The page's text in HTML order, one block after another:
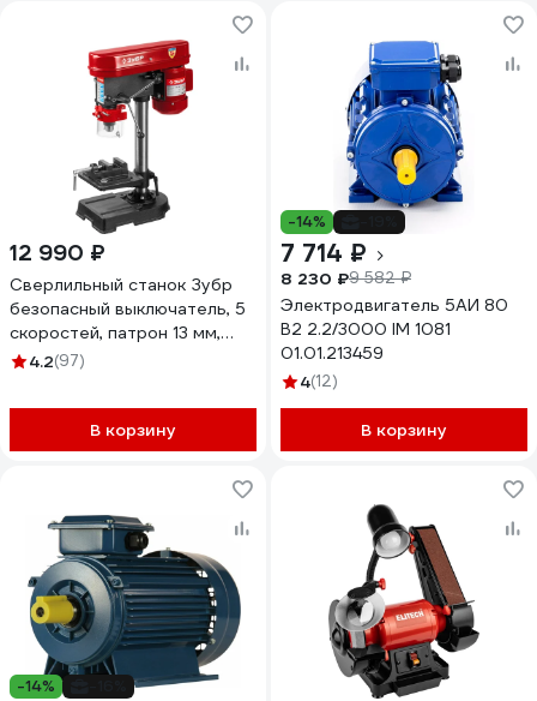
12 990 ₽
Сверлильный станок Зубр
безопасный выключатель, 5
скоростей, патрон 13 мм,
350Вт ЗСС-350
4.2(97)
В корзину
-14%
7 714 ₽
8 230 ₽9 582 ₽
Электродвигатель 5АИ 80
В2 2.2/3000 IM 1081
01.01.213459
4(12)
В корзину
-14%